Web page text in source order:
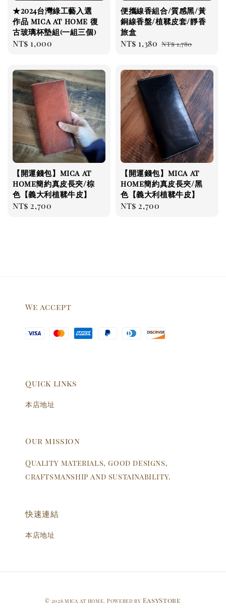
★2024台灣綠工藝入選
作品 mica at home 復
古玻璃杯墊組(一組三個)
Regular
NT$ 1,000
便攜線香組合/質感黑/黃
銅線香盤/植鞣皮套/靜香
旅盒
Sale
NT$ 1,380 Regular
NT$ 1,780
【開運錢包】mica at
home簡約真皮長夾/棕
色【義大利植鞣牛皮】
Regular
NT$ 2,700
【開運錢包】mica at
home簡約真皮長夾/黑
色【義大利植鞣牛皮】
Regular
NT$ 2,700
We accept
Quick links
本店地址
Our mission
Quality materials, good designs,
craftsmanship and sustainability.
快速連結
本店地址
© 2026 mica at home. Powered by EasyStore